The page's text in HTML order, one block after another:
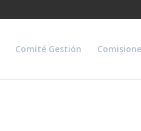
Comité Gestión